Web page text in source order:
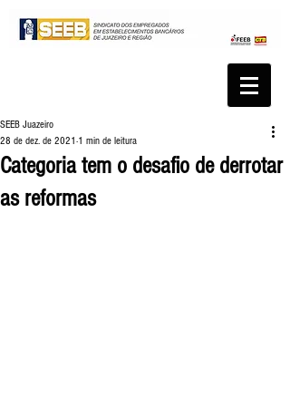
Categoria tem o desafio de derrotar
as reformas
SEEB Juazeiro
28 de dez. de 2021 1 min de leitura